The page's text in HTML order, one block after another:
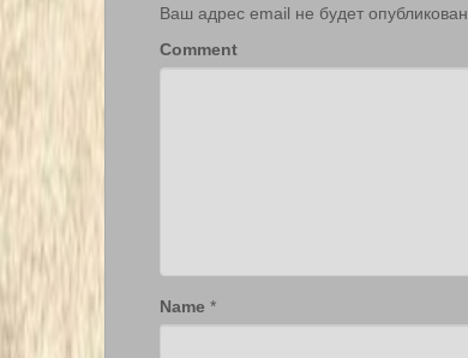
Ваш адрес email не будет опубликован.
Comment
Name *